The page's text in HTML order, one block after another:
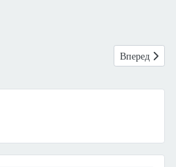
Следующий:
Вперед